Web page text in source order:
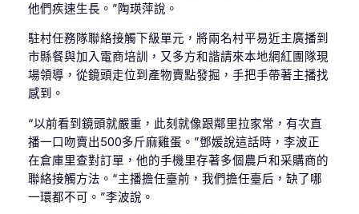
他們疾速生長。”陶瑛萍說。
駐村任務隊聯絡接觸下級單元，將兩名村平易近主廣播到
市縣餐與加入電商培訓，又多方和諧請來本地網紅團隊現
場領導，從鏡頭走位到產物賣點發掘，手把手帶著主播找
感到。
“以前看到鏡頭就嚴重，此刻就像跟鄰里拉家常，有次直
播一口吻賣出500多斤麻雞蛋。”鄧媛說這話時，李波正
在倉庫里查對訂單，他的手機里存著多個農戶和采購商的
聯絡接觸方法。“主播擔任臺前，我們擔任臺后，缺了哪
一環都不可。”李波說。